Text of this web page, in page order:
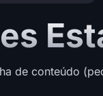
de conteúdo